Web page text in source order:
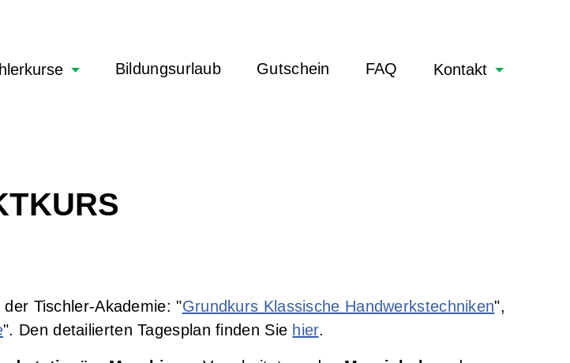
Bildungsurlaub Gutschein FAQ Kontakt
Tischler-Akademie: "Grundkurs Klassische Handwerkstechniken",
". Den detailierten Tagesplan finden Sie hier.